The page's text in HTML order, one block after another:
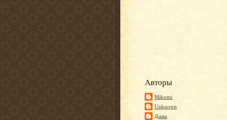
Авторы
Mikomi
Unknown
Дима